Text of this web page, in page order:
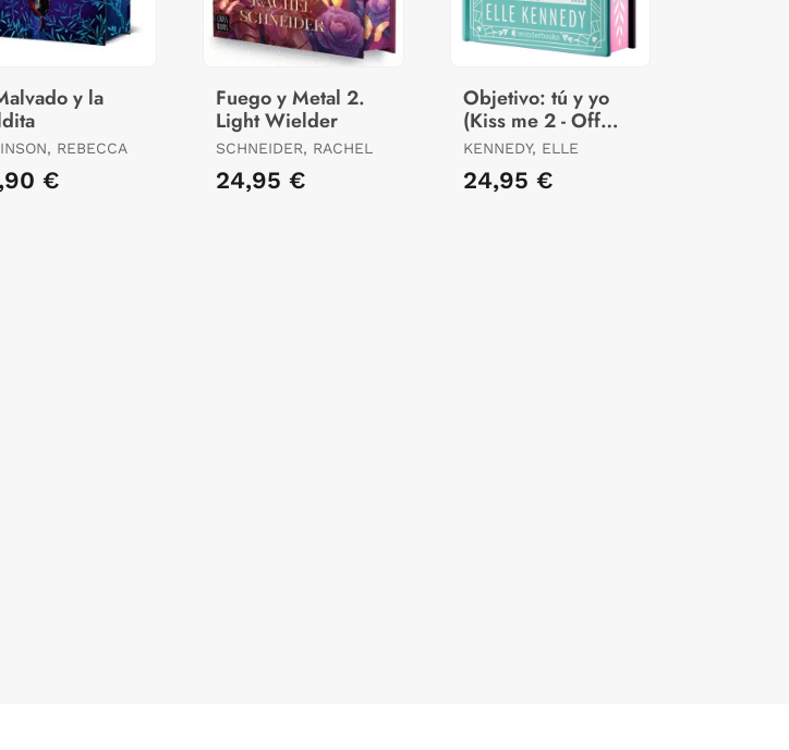
y la
REBECCA
€
Fuego y Metal 2.
Light Wielder
SCHNEIDER, RACHEL
24,95 €
Objetivo: tú y yo
(Kiss me 2 - Off
Campus 2) -
Edición Especial en
Tapa Dura con
KENNEDY, ELLE
24,95 €